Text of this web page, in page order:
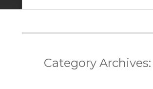
Category Archives: